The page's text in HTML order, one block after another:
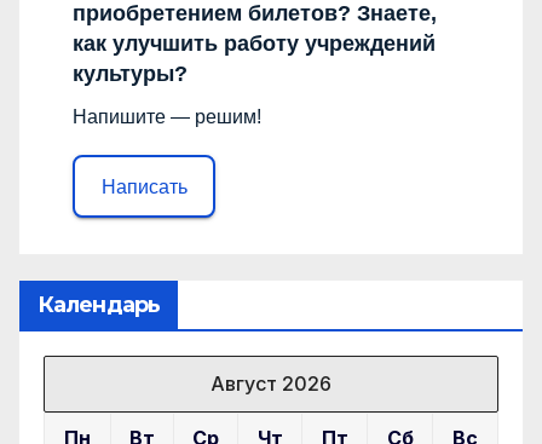
приобретением билетов? Знаете,
как улучшить работу учреждений
культуры?
Напишите — решим!
Написать
Календарь
Август 2026
Пн Вт Ср Чт Пт Сб Вс